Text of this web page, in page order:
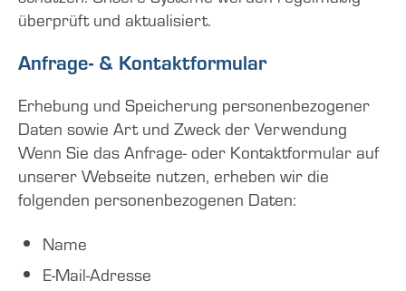
überprüft und aktualisiert.
Anfrage- & Kontaktformular
Erhebung und Speicherung personenbezogener
Daten sowie Art und Zweck der Verwendung
Wenn Sie das Anfrage- oder Kontaktformular auf
unserer Webseite nutzen, erheben wir die
folgenden personenbezogenen Daten:
Name
E-Mail-Adresse